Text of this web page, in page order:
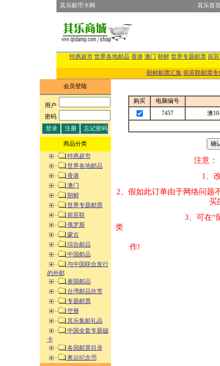
其乐邮币卡网 其乐首
特惠超市 世界各地邮品 香港 澳门 朝鲜 世界专题邮票 前
朝鲜邮票汇集 前苏联邮票专
会员登陆
用户:
密码:
商品分类
特惠超市
世界各地邮品
香港
澳门
朝鲜
世界专题邮票
前苏联
俄罗斯
蒙古
综合邮品
中国邮品
与中国联合发行
的外邮
泰国邮品
台湾邮品欣赏
专题邮票
空册
其乐集邮礼品
中国全套专题磁
卡
各国邮票目录
奥运纪念币
购买
电脑编号
7457
澳
注意：
1、改变商品数量
2、假如此订单由
买的邮品的“
3、可在“
类 方式告之
作!